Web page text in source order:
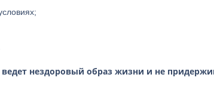
ведет нездоровый образ жизни и не